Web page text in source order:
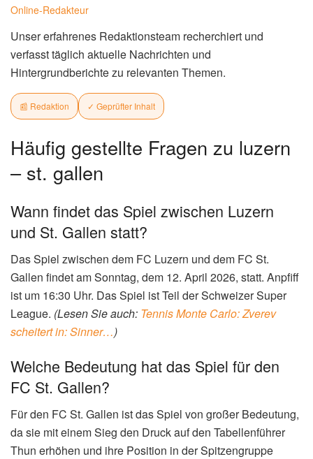
Online-Redakteur
Unser erfahrenes Redaktionsteam recherchiert und
verfasst täglich aktuelle Nachrichten und
Hintergrundberichte zu relevanten Themen.
📰 Redaktion ✓ Geprüfter Inhalt
Häufig gestellte Fragen zu luzern
– st. gallen
Wann findet das Spiel zwischen Luzern
und St. Gallen statt?
Das Spiel zwischen dem FC Luzern und dem FC St.
Gallen findet am Sonntag, dem 12. April 2026, statt. Anpfiff
ist um 16:30 Uhr. Das Spiel ist Teil der Schweizer Super
League. (Lesen Sie auch: Tennis Monte Carlo: Zverev
scheitert in: Sinner…)
Welche Bedeutung hat das Spiel für den
FC St. Gallen?
Für den FC St. Gallen ist das Spiel von großer Bedeutung,
da sie mit einem Sieg den Druck auf den Tabellenführer
Thun erhöhen und ihre Position in der Spitzengruppe